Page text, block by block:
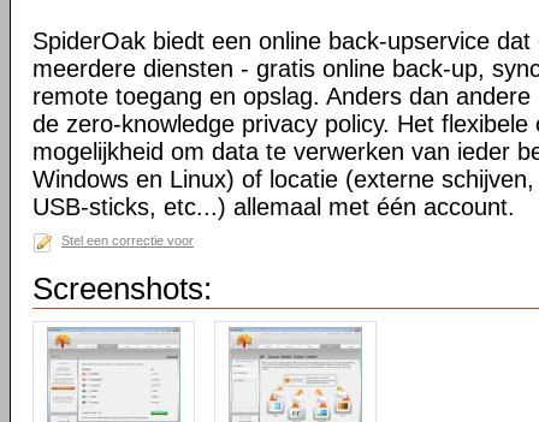
SpiderOak biedt een online back-upservice
meerdere diensten - gratis online back-up,
remote toegang en opslag. Anders dan
de zero-knowledge privacy policy. Het
mogelijkheid om data te verwerken van ieder
Windows en Linux) of locatie (externe
USB-sticks, etc...) allemaal met één account.
Stel een correctie voor
Screenshots: